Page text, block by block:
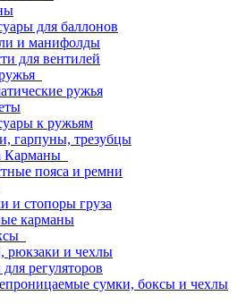
для баллонов
и манифолды
для вентилей
ружья
к ружьям
гарпуны, трезубцы
Карманы
пояса и ремни
и стопоры груза
карманы
рюкзаки и чехлы
регуляторов
сумки, боксы и чехлы